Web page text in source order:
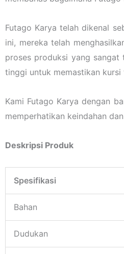
Futago Karya telah dikenal
ini, mereka telah
proses produksi yang sangat
tinggi untuk memastikan
Kami Futago Karya dengan
memperhatikan keindahan
Deskripsi Produk
Spesifikasi
Bahan
Dudukan